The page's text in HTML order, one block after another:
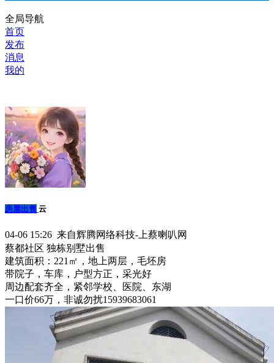
全局导航
首页
发布
消息
我的
房屋出售 云
04-06 15:26 来自辉腾网络科技-上蔡喇叭网
蔡都社区 独栋别墅出售
建筑面积：221㎡，地上两层，毛坯房
带院子，车库，户型方正，采光好
周边配套齐全，紧邻学校、医院、东湖
一口价66万，非诚勿扰15939683061